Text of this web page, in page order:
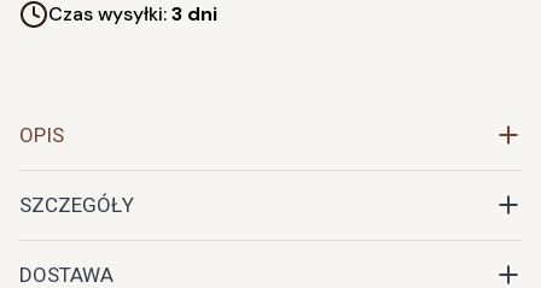
Czas wysyłki:3 dni
OPIS
SZCZEGÓŁY
DOSTAWA